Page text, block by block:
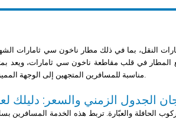
النقل، بما في ذلك مطار ناخون سي ثامارات
في قلب مقاطعة ناخون سي ثامارات، ويعد
الجدول الزمني والسعر: دليلك
الحافلة والعبّارة. تربط هذه الخدمة المسافرين